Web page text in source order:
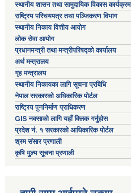
स्थानीय शासन तथा सामुदायिक विकास कार्यक्रम
राष्ट्रिय परिचयपत्र तथा पञ्जिकरण विभाग
स्थानीय निकाय वित्तीय आयोग
लोक सेवा आयोग
प्रधानमन्त्री तथा मन्त्रीपरिषद्को कार्यालय
अर्थ मन्त्रालय
गृह मन्त्रालय
स्थानीय निकायका लागि सूचना प्रबिधि
नेपाल सरकारको अधिकारिक पोर्टल
राष्ट्रिय पुननिर्माण प्राधिकरण
GIS नक्साको लागि यहाँ क्लिक गर्नुहोस
प्रदेश नं. १ सरकारको आधिकारिक पोर्टल
श्रम संसार प्रणाली
कृषि मुल्य सूचना प्रणाली